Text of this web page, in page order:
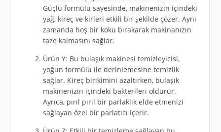
Güçlü formülü sayesinde, makinenizin içindeki
yağ, kireç ve kirleri etkili bir şekilde çözer. Aynı
zamanda hoş bir koku bırakarak makinanızın
taze kalmasını sağlar.
Ürün Y: Bu bulaşık makinesi temizleyicisi,
yoğun formülü ile derinlemesine temizlik
sağlar. Kireç birikimini azaltırken, bulaşık
makinenizin içindeki bakterileri öldürür.
Ayrıca, pırıl pırıl bir parlaklık elde etmenizi
sağlayan özel bir parlatıcı içerir.